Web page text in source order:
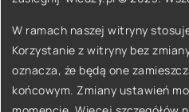
W ramach naszej witryny
Korzystanie z witryny bez
oznacza, że będą one
końcowym. Zmiany ustawień